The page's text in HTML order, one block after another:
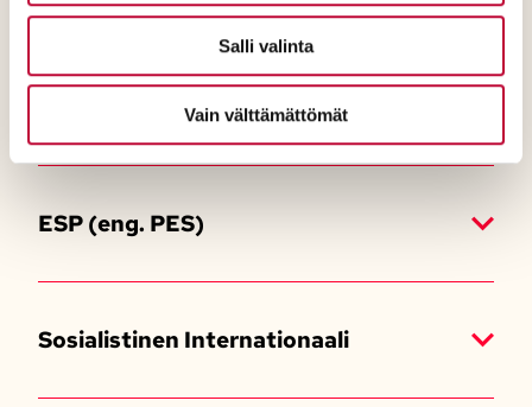
Salli valinta
Vain välttämättömät
ESP (eng. PES)
Sosialistinen Internationaali